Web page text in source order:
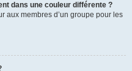
dans une couleur différente ?
aux membres d’un groupe pour les